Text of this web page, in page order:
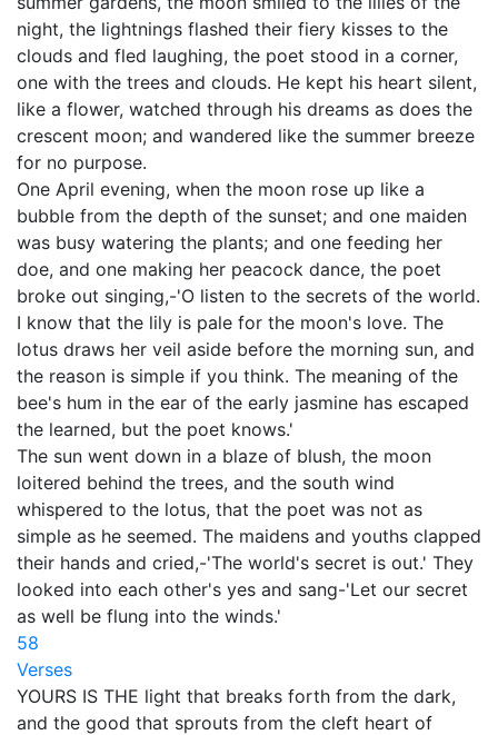
night, the lightnings flashed their fiery kisses to the
clouds and fled laughing, the poet stood in a corner,
one with the trees and clouds. He kept his heart silent,
like a flower, watched through his dreams as does the
crescent moon; and wandered like the summer breeze
for no purpose.
One April evening, when the moon rose up like a
bubble from the depth of the sunset; and one maiden
was busy watering the plants; and one feeding her
doe, and one making her peacock dance, the poet
broke out singing,-'O listen to the secrets of the world.
I know that the lily is pale for the moon's love. The
lotus draws her veil aside before the morning sun, and
the reason is simple if you think. The meaning of the
bee's hum in the ear of the early jasmine has escaped
the learned, but the poet knows.'
The sun went down in a blaze of blush, the moon
loitered behind the trees, and the south wind
whispered to the lotus, that the poet was not as
simple as he seemed. The maidens and youths clapped
their hands and cried,-'The world's secret is out.' They
looked into each other's yes and sang-'Let our secret
as well be flung into the winds.'
58
Verses
YOURS IS THE light that breaks forth from the dark,
and the good that sprouts from the cleft heart of